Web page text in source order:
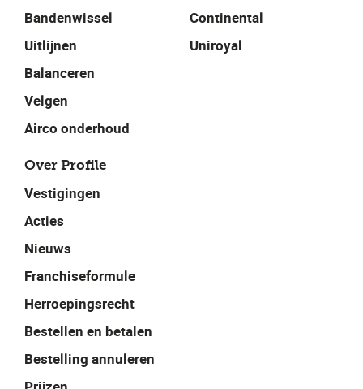
Bandenwissel
Uitlijnen
Balanceren
Velgen
Airco onderhoud
Continental
Uniroyal
Over Profile
Vestigingen
Acties
Nieuws
Franchiseformule
Herroepingsrecht
Bestellen en betalen
Bestelling annuleren